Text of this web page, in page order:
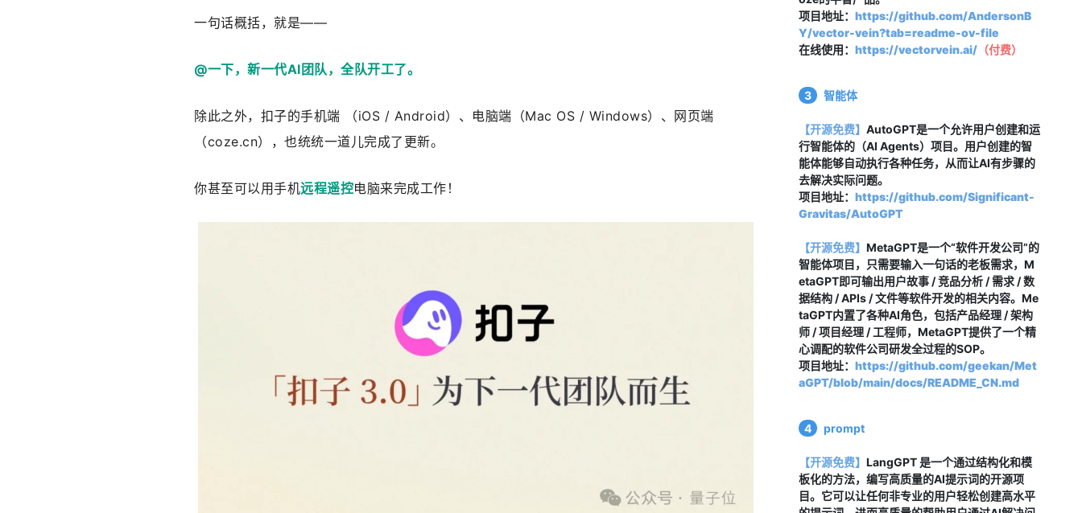
一句话概括，就是——
@一下，新一代AI团队，全队开工了。
除此之外，扣子的手机端 （iOS / Android）、电脑端（Mac OS / Windows）、网页端
（coze.cn），也统统一道儿完成了更新。
你甚至可以用手机远程遥控电脑来完成工作！
项目地址： https://github.com/AndersonB
Y/vector-vein?tab=readme-ov-file
在线使用： https://vectorvein.ai/ （付费）
3 智能体
【开源免费】 AutoGPT是一个允许用户创建和运
行智能体的（AI Agents）项目。用户创建的智
能体能够自动执行各种任务，从而让AI有步骤的
去解决实际问题。
项目地址： https://github.com/Significant-
Gravitas/AutoGPT
【开源免费】 MetaGPT是一个“软件开发公司”的
智能体项目，只需要输入一句话的老板需求，M
etaGPT即可输出用户故事 / 竞品分析 / 需求 / 数
据结构 / APIs / 文件等软件开发的相关内容。Me
taGPT内置了各种AI角色，包括产品经理 / 架构
师 / 项目经理 / 工程师，MetaGPT提供了一个精
心调配的软件公司研发全过程的SOP。
项目地址： https://github.com/geekan/Met
aGPT/blob/main/docs/README_CN.md
4 prompt
【开源免费】 LangGPT 是一个通过结构化和模
板化的方法，编写高质量的AI提示词的开源项
目。它可以让任何非专业的用户轻松创建高水平